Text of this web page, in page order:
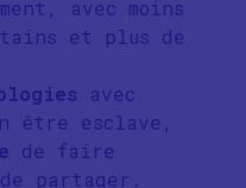
avec moins
et plus de
avec
être esclave,
de faire
partager.